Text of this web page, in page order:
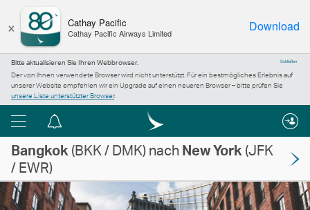
× Cathay Pacific
Cathay Pacific Airways Limited Download
Schließen
Bitte aktualisieren Sie Ihren Webbrowser.
Der von Ihnen verwendete Browser wird nicht unterstützt. Für ein bestmögliches Erlebnis auf
unserer Website empfehlen wir ein Upgrade auf einen neueren Browser – bitte prüfen Sie
unsere Liste unterstützter Browser.
Bangkok (BKK / DMK) nachNew York (JFK
/ EWR)